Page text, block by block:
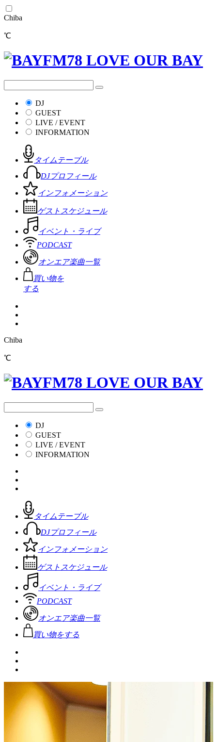
Chiba
℃
DJ
GUEST
LIVE / EVENT
INFORMATION
タイムテーブル
DJプロフィール
インフォメーション
ゲストスケジュール
イベント・ライブ
PODCAST
オンエア楽曲一覧
買い物を
する
Chiba
℃
DJ
GUEST
LIVE / EVENT
INFORMATION
タイムテーブル
DJプロフィール
インフォメーション
ゲストスケジュール
イベント・ライブ
PODCAST
オンエア楽曲一覧
買い物をする